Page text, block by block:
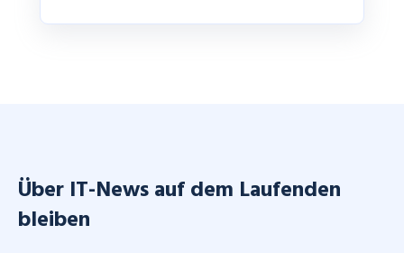
Über IT-News auf dem Laufenden
bleiben